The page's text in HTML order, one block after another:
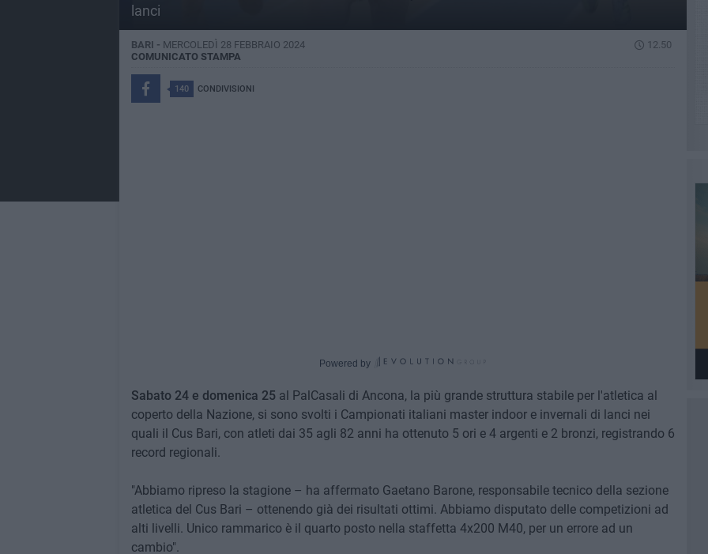
lanci
BARI - MERCOLEDÌ 28 FEBBRAIO 2024
12.50
COMUNICATO STAMPA
140 CONDIVISIONI
Powered by
Sabato 24 e domenica 25 al PalCasali di Ancona, la più grande struttura stabile per l'atletica al
coperto della Nazione, si sono svolti i Campionati italiani master indoor e invernali di lanci nei
quali il Cus Bari, con atleti dai 35 agli 82 anni ha ottenuto 5 ori e 4 argenti e 2 bronzi, registrando 6
record regionali.
"Abbiamo ripreso la stagione – ha affermato Gaetano Barone, responsabile tecnico della sezione
atletica del Cus Bari – ottenendo già dei risultati ottimi. Abbiamo disputato delle competizioni ad
alti livelli. Unico rammarico è il quarto posto nella staffetta 4x200 M40, per un errore ad un
cambio".